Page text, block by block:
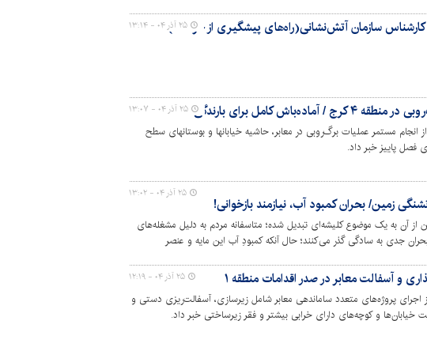
کارشناس سازمان آتش‌نشانی(راه‌های پیشگیری از حوادث)
۲۵ آذر ۰۴ - ۱۳:۱۴
کامل برای بارندگی‌ها
کرج، از انجام مستمر عملیات برگ‌روبی در معابر، حاشیه خیابانها و بوستانهای سطح
فصل پاییز خبر داد.
۲۵ آذر ۰۴ - ۱۳:۰۷
زمین/ بحران کمبود آب، نیازمند بازخوانی!
از آن به یک موضوع کلیشه‌ای تبدیل شده؛ متاسفانه مردم به دلیل مشغله‌های
جدی به سادگی گذر می‌کنند؛ حال آنکه کمبودِ آب این مایه و عنصر
تابستانی کم آب و احتمالأ با چاشنی قطع مکرر برق.
۲۵ آذر ۰۴ - ۱۳:۰۲
و آسفالت معابر در صدر اقدامات منطقه ۱
کرج، از اجرای پروژه‌های متعدد ساماندهی معابر شامل زیرسازی، آسفالت‌ریزی دستی و
خیابان‌ها و کوچه‌های دارای خرابی بیشتر و فقر زیرساختی خبر داد.
۲۵ آذر ۰۴ - ۱۲:۱۹